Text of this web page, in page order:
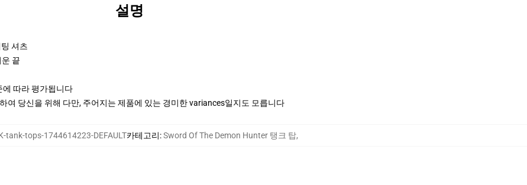
설명
셔츠
끝
에 따라 평가됩니다
여 당신을 위해 다만, 주어지는 제품에 있는 경미한 variances일지도 모릅니다
tank-tops-1744614223-DEFAULT카테고리:Sword Of The Demon Hunter 탱크 탑,